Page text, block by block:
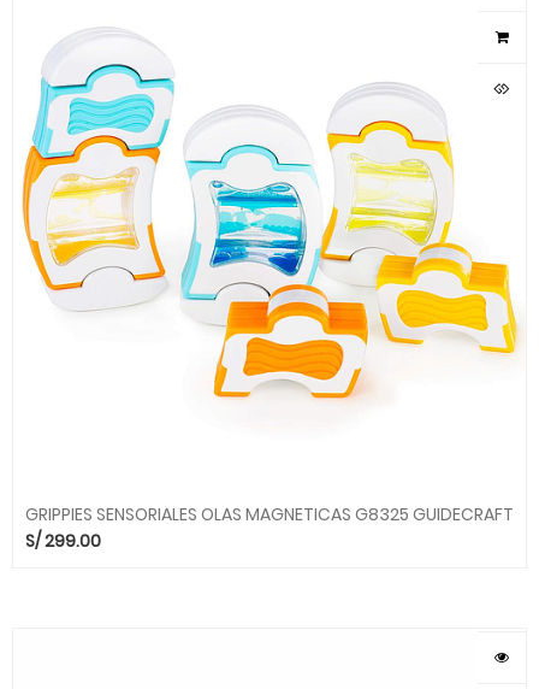
GRIPPIES SENSORIALES OLAS MAGNETICAS G8325 GUIDECRAFT
S/299.00